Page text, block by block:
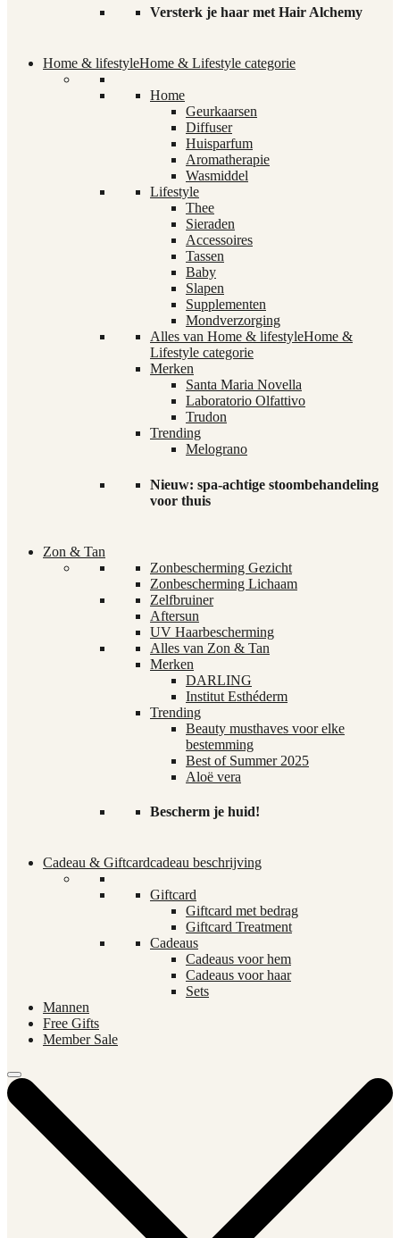
Versterk je haar met Hair Alchemy
Home & lifestyleHome & Lifestyle categorie
Home
Geurkaarsen
Diffuser
Huisparfum
Aromatherapie
Wasmiddel
Lifestyle
Thee
Sieraden
Accessoires
Tassen
Baby
Slapen
Supplementen
Mondverzorging
Alles van Home & lifestyleHome &
Lifestyle categorie
Merken
Santa Maria Novella
Laboratorio Olfattivo
Trudon
Trending
Melograno
Nieuw: spa-achtige stoombehandeling
voor thuis
Zon & Tan
Zonbescherming Gezicht
Zonbescherming Lichaam
Zelfbruiner
Aftersun
UV Haarbescherming
Alles van Zon & Tan
Merken
DARLING
Institut Esthéderm
Trending
Beauty musthaves voor elke
bestemming
Best of Summer 2025
Aloë vera
Bescherm je huid!
Cadeau & Giftcardcadeau beschrijving
Giftcard
Giftcard met bedrag
Giftcard Treatment
Cadeaus
Cadeaus voor hem
Cadeaus voor haar
Sets
Mannen
Free Gifts
Member Sale